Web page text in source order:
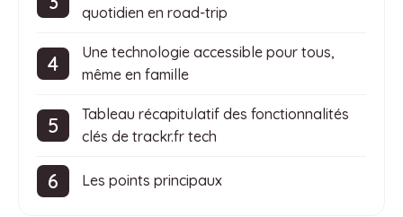
quotidien en road-trip
Une technologie accessible pour tous,
même en famille
Tableau récapitulatif des fonctionnalités
clés de trackr.fr tech
Les points principaux